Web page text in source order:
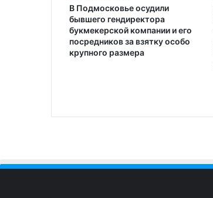
В Подмосковье осудили
бывшего гендиректора
букмекерской компании и его
посредников за взятку особо
крупного размера